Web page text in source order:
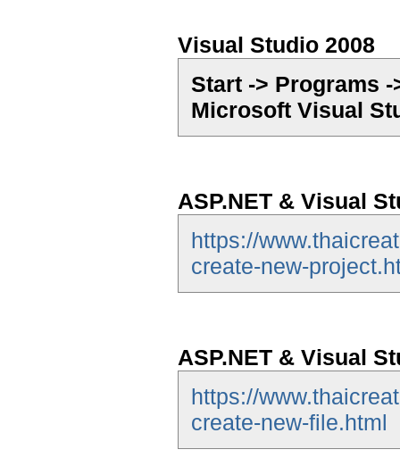
Visual Studio 2008
Start -> Programs
Microsoft Visual
ASP.NET & Visual
https://
create-new-
ASP.NET & Visual
https://
create-new-file.html